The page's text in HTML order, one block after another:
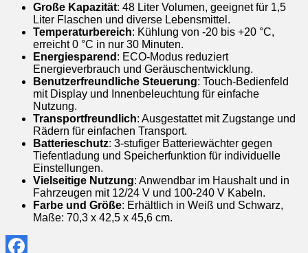
Große Kapazität: 48 Liter Volumen, geeignet für 1,5
Liter Flaschen und diverse Lebensmittel.
Temperaturbereich: Kühlung von -20 bis +20 °C,
erreicht 0 °C in nur 30 Minuten.
Energiesparend : ECO-Modus reduziert
Energieverbrauch und Geräuschentwicklung.
Benutzerfreundliche Steuerung: Touch-Bedienfeld
mit Display und Innenbeleuchtung für einfache
Nutzung.
Transportfreundlich: Ausgestattet mit Zugstange und
Rädern für einfachen Transport.
Batterieschutz: 3-stufiger Batteriewächter gegen
Tiefentladung und Speicherfunktion für individuelle
Einstellungen.
Vielseitige Nutzung: Anwendbar im Haushalt und in
Fahrzeugen mit 12/24 V und 100-240 V Kabeln.
Farbe und Größe: Erhältlich in Weiß und Schwarz,
Maße: 70,3 x 42,5 x 45,6 cm.